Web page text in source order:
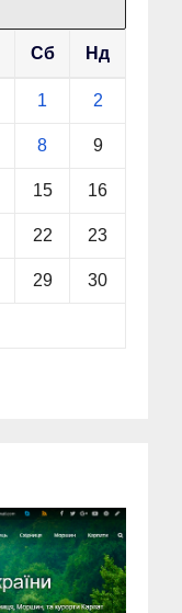
Сб Нд
1 2
8 9
15 16
22 23
29 30